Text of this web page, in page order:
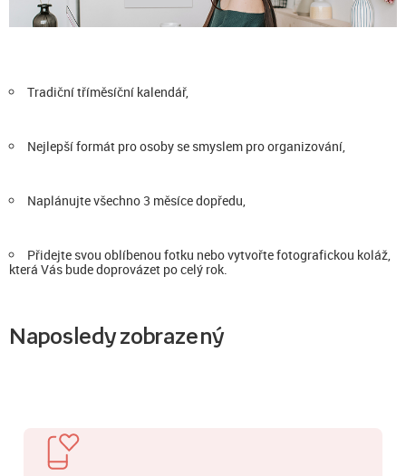
Tradiční tříměsíční kalendář,
Nejlepší formát pro osoby se smyslem pro organizování,
Naplánujte všechno 3 měsíce dopředu,
Přidejte svou oblíbenou fotku nebo vytvořte fotografickou koláž,
která Vás bude doprovázet po celý rok.
Naposledy zobrazený